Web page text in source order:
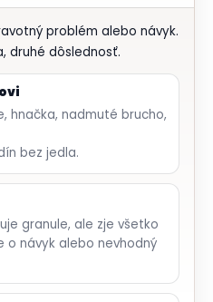
problém alebo návyk.
druhé dôslednosť.
hnačka, nadmuté brucho,
bez jedla.
granule, ale zje všetko
o návyk alebo nevhodný